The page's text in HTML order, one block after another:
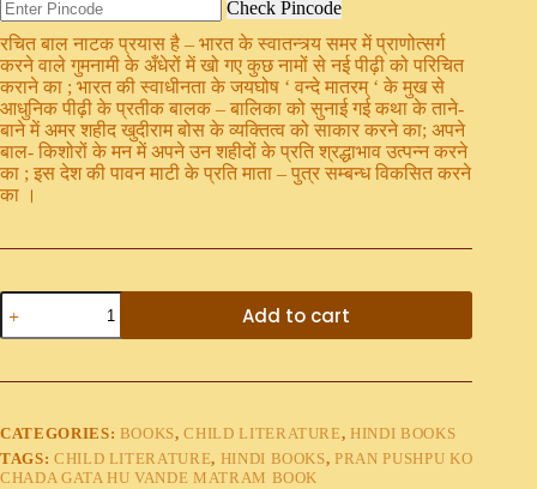
Check Pincode
रचित बाल नाटक प्रयास है – भारत के स्वातन्त्र्य समर में प्राणोत्सर्ग
करने वाले गुमनामी के अँधेरों में खो गए कुछ नामों से नई पीढ़ी को परिचित
कराने का ; भारत की स्वाधीनता के जयघोष ‘ वन्दे मातरम् ‘ के मुख से
आधुनिक पीढ़ी के प्रतीक बालक – बालिका को सुनाई गई कथा के ताने-
बाने में अमर शहीद खुदीराम बोस के व्यक्तित्व को साकार करने का; अपने
बाल- किशोरों के मन में अपने उन शहीदों के प्रति श्रद्धाभाव उत्पन्न करने
का ; इस देश की पावन माटी के प्रति माता – पुत्र सम्बन्ध विकसित करने
का ।
Add to cart
CATEGORIES: BOOKS,CHILD LITERATURE,HINDI BOOKS
TAGS: CHILD LITERATURE, HINDI BOOKS,PRAN PUSHPU KO
CHADA GATA HU VANDE MATRAM BOOK